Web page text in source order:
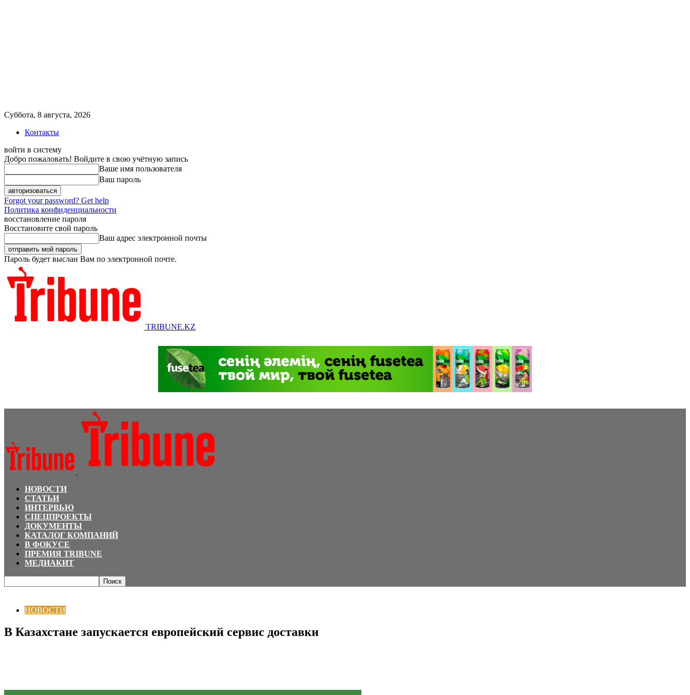
Суббота, 8 августа, 2026
Контакты
войти в систему
Добро пожаловать! Войдите в свою учётную запись
Ваше имя пользователя
Ваш пароль
Forgot your password? Get help
Политика конфиденциальности
восстановление пароля
Восстановите свой пароль
Ваш адрес электронной почты
Пароль будет выслан Вам по электронной почте.
TRIBUNE.KZ
НОВОСТИ
СТАТЬИ
ИНТЕРВЬЮ
СПЕЦПРОЕКТЫ
ДОКУМЕНТЫ
КАТАЛОГ КОМПАНИЙ
В ФОКУСЕ
ПРЕМИЯ TRIBUNE
МЕДИАКИТ
НОВОСТИ
В Казахстане запускается европейский сервис доставки